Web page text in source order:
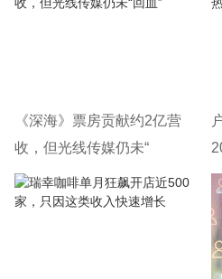
《深海》票房贡献约2亿营
收，但光线传媒仍未“